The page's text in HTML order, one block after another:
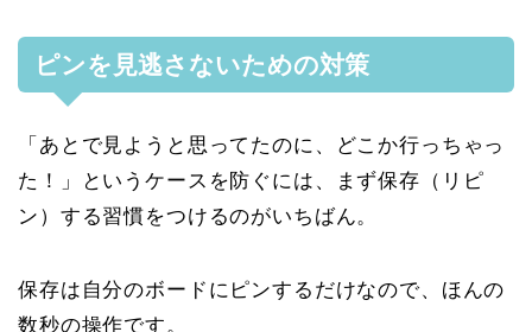
ピンを見逃さないための対策
「あとで見ようと思ってたのに、どこか行っちゃっ
た！」というケースを防ぐには、まず保存（リピ
ン）する習慣をつけるのがいちばん。
保存は自分のボードにピンするだけなので、ほんの
数秒の操作です。